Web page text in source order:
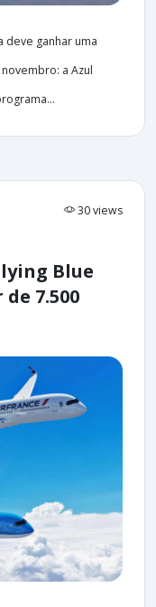
deve ganhar uma
a Azul
30 views
Blue
7.500